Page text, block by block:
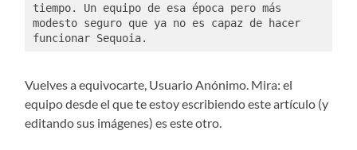
tiempo. Un equipo de esa época pero más
modesto seguro que ya no es capaz de hacer
funcionar Sequoia.
Vuelves a equivocarte, Usuario Anónimo. Mira: el
equipo desde el que te estoy escribiendo este artículo (y
editando sus imágenes) es este otro.